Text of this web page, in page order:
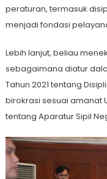
peraturan, termasuk
menjadi fondasi
Lebih lanjut, beliau
sebagaimana diatur
Tahun 2021 tentang
birokrasi sesuai amanat
tentang Aparatur Sipil